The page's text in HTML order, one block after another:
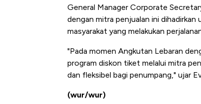
General Manager Corporate
dengan mitra penjualan ini dihadirkan
masyarakat yang melakukan
"Pada momen Angkutan Lebaran
program diskon tiket melalui mitra
dan fleksibel bagi penumpang," ujar
(wur/wur)
Tembaga Terbang ke